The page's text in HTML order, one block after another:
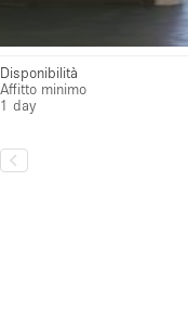
Disponibilità
Affitto minimo
1 day